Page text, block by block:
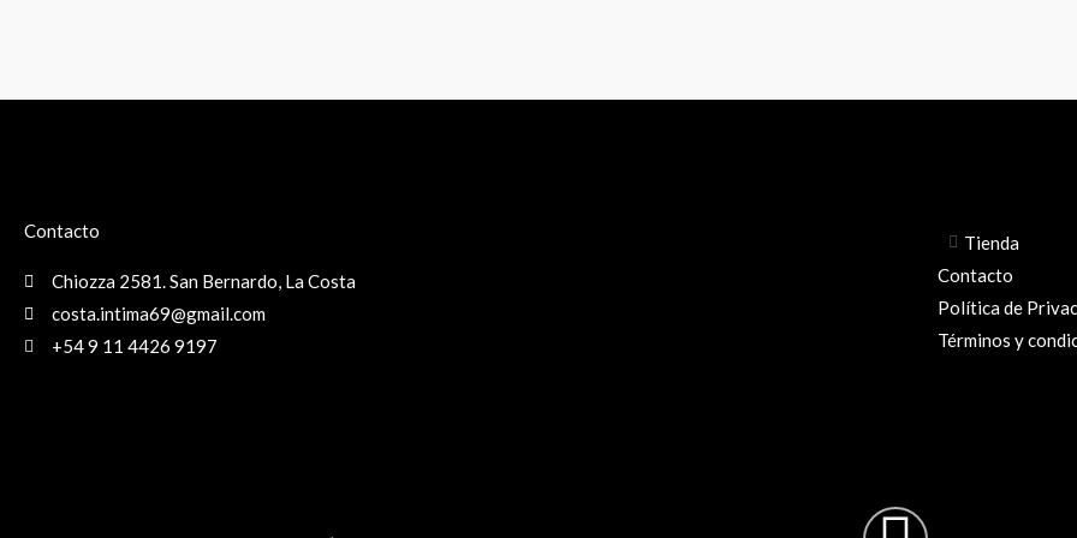
Contacto
Chiozza 2581. San Bernardo, La Costa
costa.intima69@gmail.com
+54 9 11 4426 9197
Tienda
Contacto
Política de
Términos y